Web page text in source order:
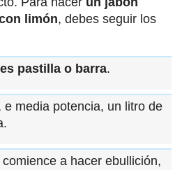
limón, debes seguir los
pastilla o barra.
e media potencia, un litro de
a hacer ebullición,